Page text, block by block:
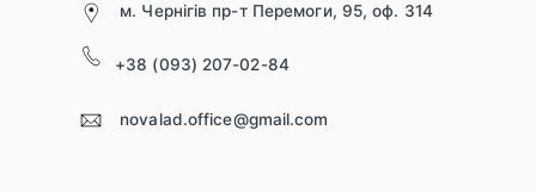
м. Чернігів пр-т Перемоги, 95, оф. 314
+38 (093) 207-02-84
novalad.office@gmail.com